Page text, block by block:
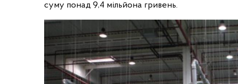
суму понад 9,4 мільйона гривень.